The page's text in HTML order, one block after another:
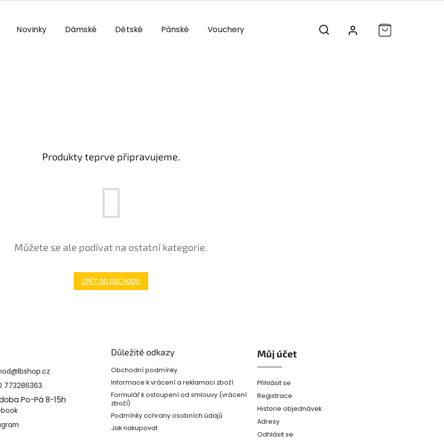
Novinky Dámské Dětské Pánské Vouchery Výprodej
Produkty teprve připravujeme.
Můžete se ale podívat na ostatní kategorie.
ZPĚT DO OBCHODU
@lbshop.cz
773286363
Po-Pá 8-15h
Důležité odkazy
Obchodní podmínky
Informace k vrácení a reklamaci zboží
Formulář k ostoupení od smlouvy (vrácení
zboží)
Podmínky ochrany osobních údajů
Jak nakupovat
Můj účet
Přihlásit se
Registrace
Historie objednávek
Adresy
Odhlásit se